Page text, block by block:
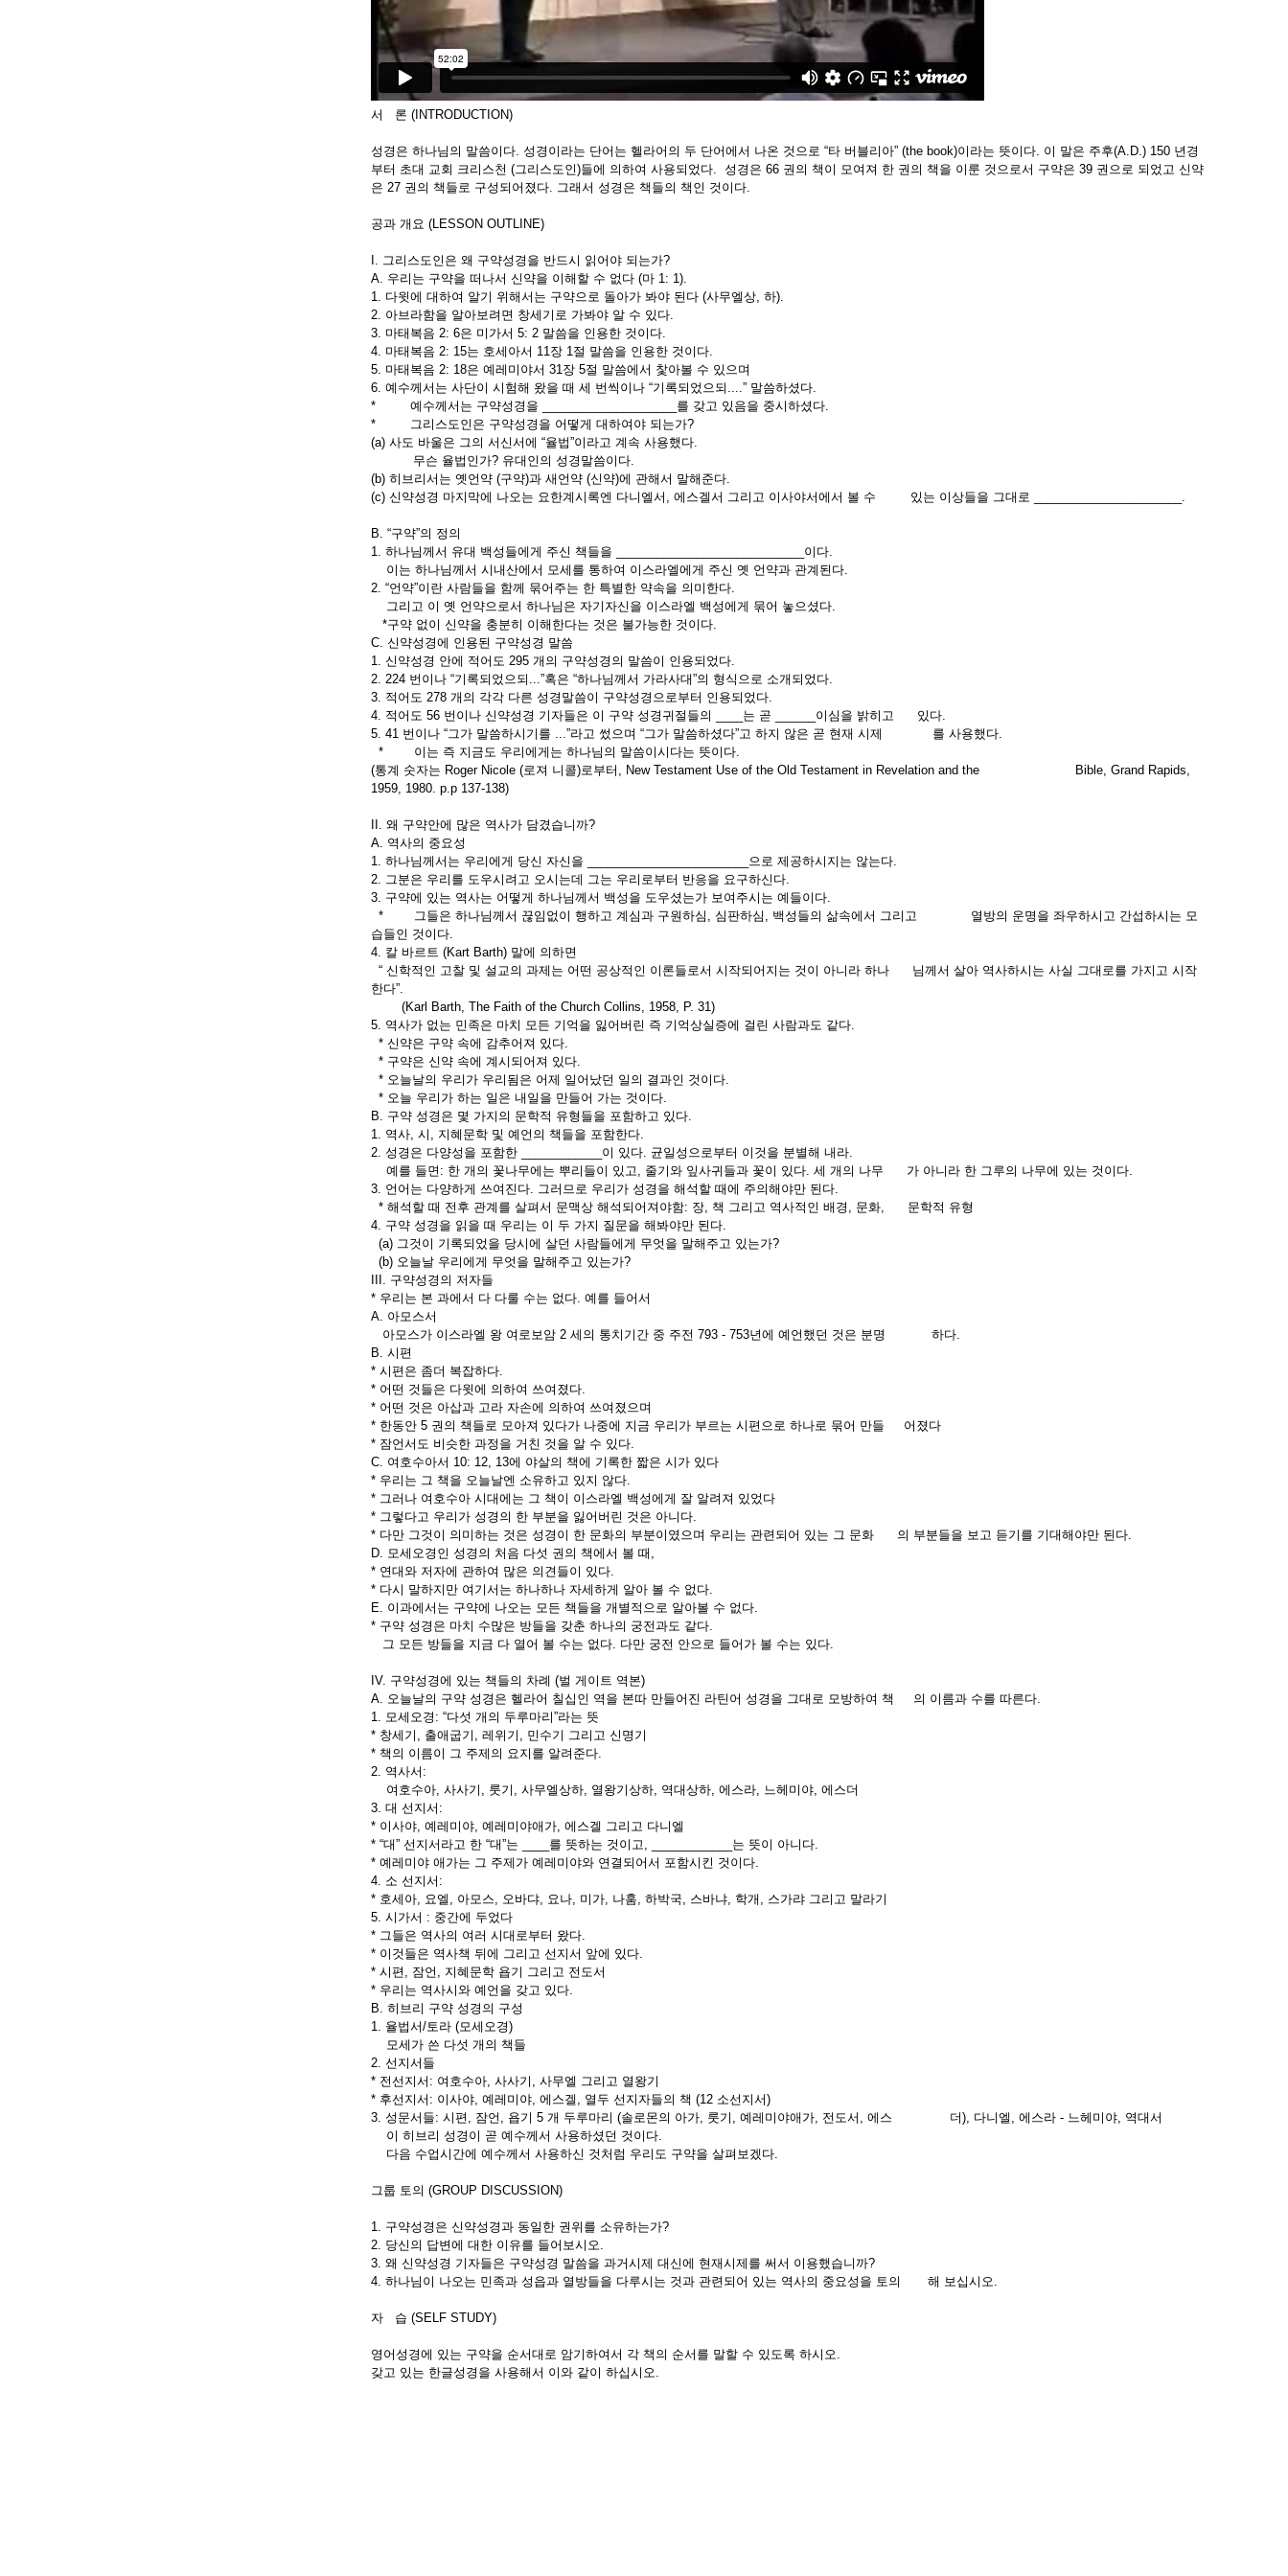
서 론 (INTRODUCTION)
성경은 하나님의 말씀이다. 성경이라는 단어는 헬라어의 두 단어에서 나온 것으로 “타 버블리아” (the book)이라는 뜻이다. 이 말은 주후(A.D.) 150 년경
부터 초대 교회 크리스천 (그리스도인)들에 의하여 사용되었다. 성경은 66 권의 책이 모여져 한 권의 책을 이룬 것으로서 구약은 39 권으로 되었고 신약
은 27 권의 책들로 구성되어졌다. 그래서 성경은 책들의 책인 것이다.
공과 개요 (LESSON OUTLINE)
I. 그리스도인은 왜 구약성경을 반드시 읽어야 되는가?
A. 우리는 구약을 떠나서 신약을 이해할 수 없다 (마 1: 1).
1. 다윗에 대하여 알기 위해서는 구약으로 돌아가 봐야 된다 (사무엘상, 하).
2. 아브라함을 알아보려면 창세기로 가봐야 알 수 있다.
3. 마태복음 2: 6은 미가서 5: 2 말씀을 인용한 것이다.
4. 마태복음 2: 15는 호세아서 11장 1절 말씀을 인용한 것이다.
5. 마태복음 2: 18은 예레미야서 31장 5절 말씀에서 찿아볼 수 있으며
6. 예수께서는 사단이 시험해 왔을 때 세 번씩이나 “기록되었으되....” 말씀하셨다.
* 예수께서는 구약성경을 ____________________를 갖고 있음을 중시하셨다.
* 그리스도인은 구약성경을 어떻게 대하여야 되는가?
(a) 사도 바울은 그의 서신서에 “율법”이라고 계속 사용했다.
무슨 율법인가? 유대인의 성경말씀이다.
(b) 히브리서는 옛언약 (구약)과 새언약 (신약)에 관해서 말해준다.
(c) 신약성경 마지막에 나오는 요한계시록엔 다니엘서, 에스겔서 그리고 이사야서에서 볼 수 있는 이상들을 그대로 ______________________.
B. “구약”의 정의
1. 하나님께서 유대 백성들에게 주신 책들을 ____________________________이다.
이는 하나님께서 시내산에서 모세를 통하여 이스라엘에게 주신 옛 언약과 관계된다.
2. “언약”이란 사람들을 함께 묶어주는 한 특별한 약속을 의미한다.
그리고 이 옛 언약으로서 하나님은 자기자신을 이스라엘 백성에게 묶어 놓으셨다.
*구약 없이 신약을 충분히 이해한다는 것은 불가능한 것이다.
C. 신약성경에 인용된 구약성경 말씀
1. 신약성경 안에 적어도 295 개의 구약성경의 말씀이 인용되었다.
2. 224 번이나 “기록되었으되...”혹은 “하나님께서 가라사대”의 형식으로 소개되었다.
3. 적어도 278 개의 각각 다른 성경말씀이 구약성경으로부터 인용되었다.
4. 적어도 56 번이나 신약성경 기자들은 이 구약 성경귀절들의 ____는 곧 ______이심을 밝히고 있다.
5. 41 번이나 “그가 말씀하시기를 ...”라고 썼으며 “그가 말씀하셨다”고 하지 않은 곧 현재 시제 를 사용했다.
* 이는 즉 지금도 우리에게는 하나님의 말씀이시다는 뜻이다.
(통계 숫자는 Roger Nicole (로져 니콜)로부터, New Testament Use of the Old Testament in Revelation and the Bible, Grand Rapids,
1959, 1980. p.p 137-138)
II. 왜 구약안에 많은 역사가 담겼습니까?
A. 역사의 중요성
1. 하나님께서는 우리에게 당신 자신을 ________________________으로 제공하시지는 않는다.
2. 그분은 우리를 도우시려고 오시는데 그는 우리로부터 반응을 요구하신다.
3. 구약에 있는 역사는 어떻게 하나님께서 백성을 도우셨는가 보여주시는 예들이다.
* 그들은 하나님께서 끊임없이 행하고 계심과 구원하심, 심판하심, 백성들의 삶속에서 그리고 열방의 운명을 좌우하시고 간섭하시는 모
습들인 것이다.
4. 칼 바르트 (Kart Barth) 말에 의하면
“ 신학적인 고찰 및 설교의 과제는 어떤 공상적인 이론들로서 시작되어지는 것이 아니라 하나 님께서 살아 역사하시는 사실 그대로를 가지고 시작
한다”.
(Karl Barth, The Faith of the Church Collins, 1958, P. 31)
5. 역사가 없는 민족은 마치 모든 기억을 잃어버린 즉 기억상실증에 걸린 사람과도 같다.
* 신약은 구약 속에 감추어져 있다.
* 구약은 신약 속에 계시되어져 있다.
* 오늘날의 우리가 우리됨은 어제 일어났던 일의 결과인 것이다.
* 오늘 우리가 하는 일은 내일을 만들어 가는 것이다.
B. 구약 성경은 몇 가지의 문학적 유형들을 포함하고 있다.
1. 역사, 시, 지혜문학 및 예언의 책들을 포함한다.
2. 성경은 다양성을 포함한 ____________이 있다. 균일성으로부터 이것을 분별해 내라.
예를 들면: 한 개의 꽃나무에는 뿌리들이 있고, 줄기와 잎사귀들과 꽃이 있다. 세 개의 나무 가 아니라 한 그루의 나무에 있는 것이다.
3. 언어는 다양하게 쓰여진다. 그러므로 우리가 성경을 해석할 때에 주의해야만 된다.
* 해석할 때 전후 관계를 살펴서 문맥상 해석되어져야함: 장, 책 그리고 역사적인 배경, 문화, 문학적 유형
4. 구약 성경을 읽을 때 우리는 이 두 가지 질문을 해봐야만 된다.
(a) 그것이 기록되었을 당시에 살던 사람들에게 무엇을 말해주고 있는가?
(b) 오늘날 우리에게 무엇을 말해주고 있는가?
III. 구약성경의 저자들
* 우리는 본 과에서 다 다룰 수는 없다. 예를 들어서
A. 아모스서
아모스가 이스라엘 왕 여로보암 2 세의 통치기간 중 주전 793 - 753년에 예언했던 것은 분명 하다.
B. 시편
* 시편은 좀더 복잡하다.
* 어떤 것들은 다윗에 의하여 쓰여졌다.
* 어떤 것은 아삽과 고라 자손에 의하여 쓰여졌으며
* 한동안 5 권의 책들로 모아져 있다가 나중에 지금 우리가 부르는 시편으로 하나로 묶어 만들 어졌다
* 잠언서도 비슷한 과정을 거친 것을 알 수 있다.
C. 여호수아서 10: 12, 13에 야살의 책에 기록한 짧은 시가 있다
* 우리는 그 책을 오늘날엔 소유하고 있지 않다.
* 그러나 여호수아 시대에는 그 책이 이스라엘 백성에게 잘 알려져 있었다
* 그렇다고 우리가 성경의 한 부분을 잃어버린 것은 아니다.
* 다만 그것이 의미하는 것은 성경이 한 문화의 부분이였으며 우리는 관련되어 있는 그 문화 의 부분들을 보고 듣기를 기대해야만 된다.
D. 모세오경인 성경의 처음 다섯 권의 책에서 볼 때,
* 연대와 저자에 관하여 많은 의견들이 있다.
* 다시 말하지만 여기서는 하나하나 자세하게 알아 볼 수 없다.
E. 이과에서는 구약에 나오는 모든 책들을 개별적으로 알아볼 수 없다.
* 구약 성경은 마치 수많은 방들을 갖춘 하나의 궁전과도 같다.
그 모든 방들을 지금 다 열어 볼 수는 없다. 다만 궁전 안으로 들어가 볼 수는 있다.
IV. 구약성경에 있는 책들의 차례 (벌 게이트 역본)
A. 오늘날의 구약 성경은 헬라어 칠십인 역을 본따 만들어진 라틴어 성경을 그대로 모방하여 책 의 이름과 수를 따른다.
1. 모세오경: “다섯 개의 두루마리”라는 뜻
* 창세기, 출애굽기, 레위기, 민수기 그리고 신명기
* 책의 이름이 그 주제의 요지를 알려준다.
2. 역사서:
여호수아, 사사기, 룻기, 사무엘상하, 열왕기상하, 역대상하, 에스라, 느헤미야, 에스더
3. 대 선지서:
* 이사야, 예레미야, 예레미야애가, 에스겔 그리고 다니엘
* “대” 선지서라고 한 “대”는 ____를 뜻하는 것이고, ____________는 뜻이 아니다.
* 예레미야 애가는 그 주제가 예레미야와 연결되어서 포함시킨 것이다.
4. 소 선지서:
* 호세아, 요엘, 아모스, 오바댜, 요나, 미가, 나훔, 하박국, 스바냐, 학개, 스가랴 그리고 말라기
5. 시가서 : 중간에 두었다
* 그들은 역사의 여러 시대로부터 왔다.
* 이것들은 역사책 뒤에 그리고 선지서 앞에 있다.
* 시편, 잠언, 지혜문학 욥기 그리고 전도서
* 우리는 역사시와 예언을 갖고 있다.
B. 히브리 구약 성경의 구성
1. 율법서/토라 (모세오경)
모세가 쓴 다섯 개의 책들
2. 선지서들
* 전선지서: 여호수아, 사사기, 사무엘 그리고 열왕기
* 후선지서: 이사야, 예레미야, 에스겔, 열두 선지자들의 책 (12 소선지서)
3. 성문서들: 시편, 잠언, 욥기 5 개 두루마리 (솔로몬의 아가, 룻기, 예레미야애가, 전도서, 에스 더), 다니엘, 에스라 - 느헤미야, 역대서
이 히브리 성경이 곧 예수께서 사용하셨던 것이다.
다음 수업시간에 예수께서 사용하신 것처럼 우리도 구약을 살펴보겠다.
그룹 토의 (GROUP DISCUSSION)
1. 구약성경은 신약성경과 동일한 권위를 소유하는가?
2. 당신의 답변에 대한 이유를 들어보시오.
3. 왜 신약성경 기자들은 구약성경 말씀을 과거시제 대신에 현재시제를 써서 이용했습니까?
4. 하나님이 나오는 민족과 성읍과 열방들을 다루시는 것과 관련되어 있는 역사의 중요성을 토의 해 보십시오.
자 습 (SELF STUDY)
영어성경에 있는 구약을 순서대로 암기하여서 각 책의 순서를 말할 수 있도록 하시오.
갖고 있는 한글성경을 사용해서 이와 같이 하십시오.